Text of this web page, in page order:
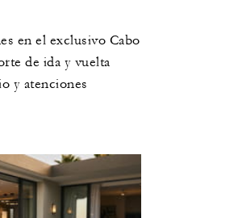
en el exclusivo Cabo
de ida y vuelta
y atenciones